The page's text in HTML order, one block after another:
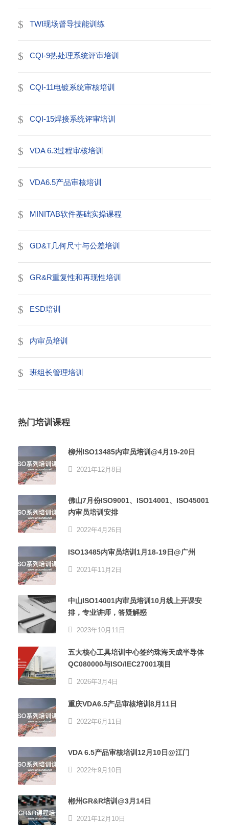
TWI现场督导技能训练
CQI-9热处理系统评审培训
CQI-11电镀系统审核培训
CQI-15焊接系统评审培训
VDA 6.3过程审核培训
VDA6.5产品审核培训
MINITAB软件基础实操课程
GD&T几何尺寸与公差培训
GR&R重复性和再现性培训
ESD培训
内审员培训
班组长管理培训
热门培训课程
柳州ISO13485内审员培训@4月19-20日
2021年12月8日
佛山7月份ISO9001、ISO14001、ISO45001
内审员培训安排
2022年4月26日
ISO13485内审员培训1月18-19日@广州
2021年11月2日
中山ISO14001内审员培训10月线上开课安
排，专业讲师，答疑解惑
2023年10月11日
五大核心工具培训中心签约珠海天成半导体
QC080000与ISO/IEC27001项目
2026年3月4日
重庆VDA6.5产品审核培训8月11日
2022年6月11日
VDA 6.5产品审核培训12月10日@江门
2022年9月10日
郴州GR&R培训@3月14日
2021年12月10日